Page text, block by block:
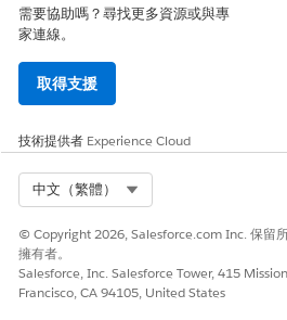
需要協助嗎？尋找更多資源或與專
家連線。
取得支援
技術提供者 Experience Cloud
中文（繁體）
© Copyright 2026, Salesforce.com Inc. 保留
擁有者。
Salesforce, Inc. Salesforce Tower, 415
Francisco, CA 94105, United States